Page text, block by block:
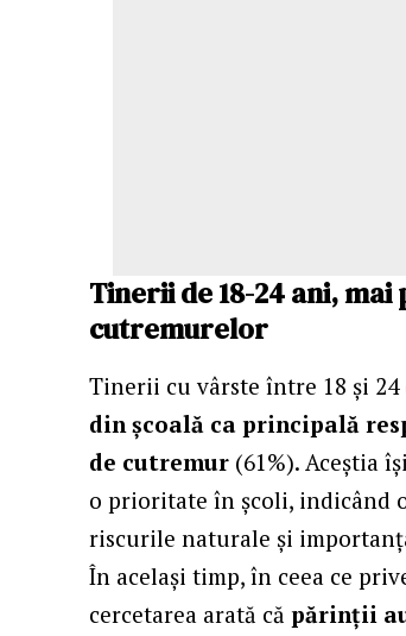
Tinerii de 18-24 ani,
cutremurelor
Tinerii cu vârste între 18 și 24
din școală ca principală
de cutremur (61%). Aceștia
o prioritate în școli, indicând
riscurile naturale și
În același timp, în ceea ce
cercetarea arată căpărinții